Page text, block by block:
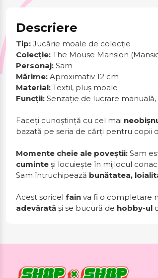
Descriere
Tip: Jucărie moale de colecție
Colecție: The Mouse Mansion
Personaj: Sam
Mărime: Aproximativ 12 cm
Material: Textil, pluș moale
Funcții: Senzație de lucrare
Faceți cunoștință cu cel mai
bazată pe seria de cărți pentru copii
Momente cheie ale poveștii: Sam
cuminte și locuiește în mijlocul
Sam întruchipează bunătatea,
Acest șoricel fain va fi o completare
adevărată și se bucură de hobby-ul